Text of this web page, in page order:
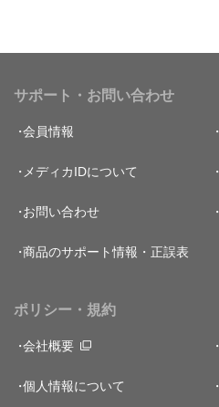
サポート・お問い合わせ
会員情報
メディカIDについて
お問い合わせ
商品のサポート情報・正誤表
ポリシー・規約
会社概要
個人情報について